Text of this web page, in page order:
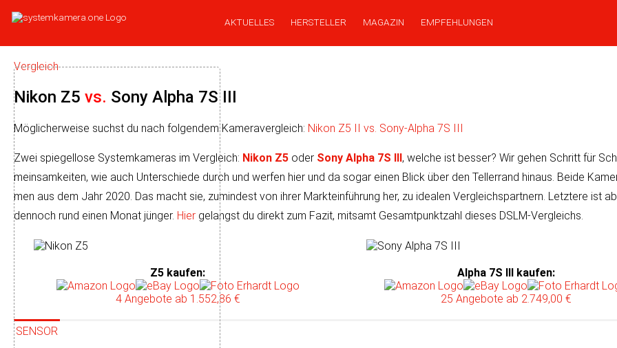
AKTUELLES HERSTELLER MAGAZIN EMPFEHLUNGEN
Vergleich
Nikon Z5 vs. Sony Alpha 7S III
Möglicherweise suchst du nach folgendem Kameravergleich: Nikon Z5 II vs. Sony-Alpha 7S III
Zwei spiegellose Systemkameras im Vergleich: Nikon Z5 oder Sony Alpha 7S III, wel­che ist bes­ser? Wir ge­hen Schritt für
mein­sam­kei­ten, wie auch Unter­schiede durch und wer­fen hier und da so­gar einen Blick über den Teller­rand hinaus. Beide
men aus dem Jahr 2020. Das macht sie, zu­min­dest von ihrer Markt­ein­führung her, zu ide­a­len Ver­gleichs­part­nern. Letz­tere ist
dennoch rund einen Monat jünger. Hier gelangst du direkt zum Fazit, mit­samt Gesamt­punk­tzahl dieses DSLM-Vergleichs.
Z5 kaufen:
4 Angebote ab 1.552,86 €
Alpha 7S III kaufen:
25 Angebote ab 2.749,00 €
SENSOR